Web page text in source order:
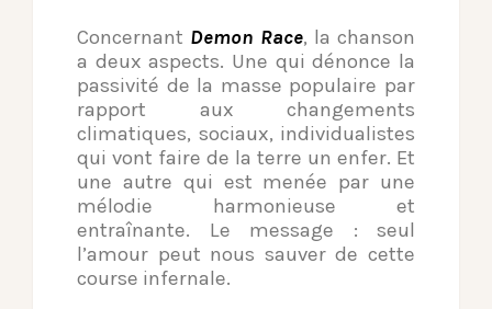
Concernant Demon Race, la chanson
a deux aspects. Une qui dénonce la
passivité de la masse populaire par
rapport aux changements
climatiques, sociaux, individualistes
qui vont faire de la terre un enfer. Et
une autre qui est menée par une
mélodie harmonieuse et
entraînante. Le message : seul
l’amour peut nous sauver de cette
course infernale.